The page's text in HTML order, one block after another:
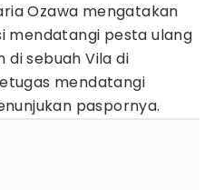
Ozawa mengatakan
mendatangi pesta ulang
di sebuah Vila di
mendatangi
paspornya.